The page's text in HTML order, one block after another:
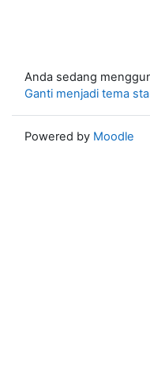
Anda sedang
Ganti menjadi tema
Powered by Moodle